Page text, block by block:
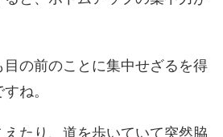
の前のことに集中せざるを得
ね。
たり、道を歩いていて突然脇